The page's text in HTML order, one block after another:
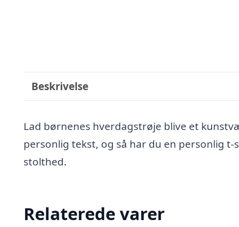
Beskrivelse
Lad børnenes hverdagstrøje blive et
personlig tekst, og så har du en personlig
stolthed.
Relaterede varer